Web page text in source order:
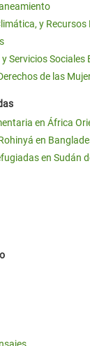
y
Servicios Sociales
de las
en África
en
en Sudán